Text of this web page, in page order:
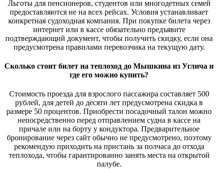
Льготы для пенсионеров, студентов или многодетных семей
предоставляются не на всех рейсах. Условия устанавливает
конкретная судоходная компания. При покупке билета через
интернет или в кассе обязательно предъявите
подтверждающий документ, чтобы получить скидку, если она
предусмотрена правилами перевозчика на текущую дату.
Сколько стоит билет на теплоход до Мышкина из Углича и
где его можно купить?
Стоимость проезда для взрослого пассажира составляет 500
рублей, для детей до десяти лет предусмотрена скидка в
размере 50 процентов. Приобрести посадочный талон можно
непосредственно перед отправлением судна в кассе на
причале или на борту у кондуктора. Предварительное
бронирование через сайт обычно не предусмотрено, поэтому
рекомендую приходить на пристань за полчаса до отхода
теплохода, чтобы гарантированно занять места на открытой
палубе.